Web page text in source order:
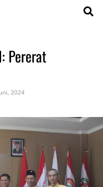
Pererat
2024